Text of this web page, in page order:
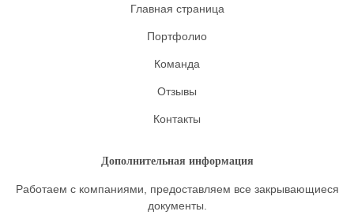
Главная страница
Портфолио
Команда
Отзывы
Контакты
Дополнительная информация
Работаем с компаниями, предоставляем все закрывающиеся
документы.